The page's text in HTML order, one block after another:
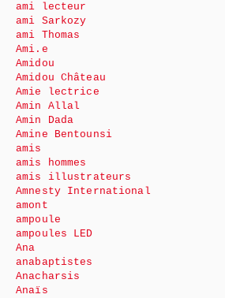
ami lecteur
ami Sarkozy
ami Thomas
Ami.e
Amidou
Amidou Château
Amie lectrice
Amin Allal
Amin Dada
Amine Bentounsi
amis
amis hommes
amis illustrateurs
Amnesty International
amont
ampoule
ampoules LED
Ana
anabaptistes
Anacharsis
Anaïs